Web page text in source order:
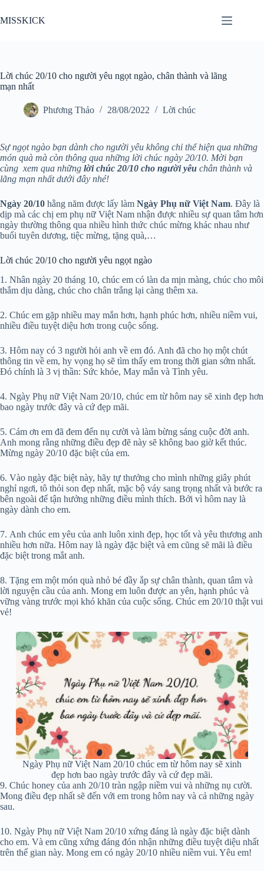
đến
phần
MISSKICK
Lời chúc 20/10 cho người yêu ngọt ngào, chân thành và lãng
mạn nhất
Phương Thảo 28/08/2022 Lời chúc
Sự ngọt ngào bạn dành cho người yêu không chỉ thể hiện qua những
món quà mà còn thông qua những lời chúc ngày 20/10. Mời bạn
cùng xem qua những lời chúc 20/10 cho người yêu chân thành và
lãng mạn nhất dưới đây nhé!
Ngày 20/10 hằng năm được lấy làm Ngày Phụ nữ Việt Nam. Đây là
dịp mà các chị em phụ nữ Việt Nam nhận được nhiều sự quan tâm hơn
ngày thường thông qua nhiều hình thức chúc mừng khác nhau như
buổi tuyên dương, tiệc mừng, tặng quà,…
Lời chúc 20/10 cho người yêu ngọt ngào
1. Nhân ngày 20 tháng 10, chúc em có làn da mịn màng, chúc cho môi
thắm dịu dàng, chúc cho chân trắng lại càng thêm xa.
2. Chúc em gặp nhiều may mắn hơn, hạnh phúc hơn, nhiều niềm vui,
nhiều điều tuyệt diệu hơn trong cuộc sống.
3. Hôm nay có 3 người hỏi anh về em đó. Anh đã cho họ một chút
thông tin về em, hy vọng họ sẽ tìm thấy em trong thời gian sớm nhất.
Đó chính là 3 vị thần: Sức khỏe, May mắn và Tình yêu.
4. Ngày Phụ nữ Việt Nam 20/10, chúc em từ hôm nay sẽ xinh đẹp hơn
bao ngày trước đây và cứ đẹp mãi.
5. Cám ơn em đã đem đến nụ cười và làm bừng sáng cuộc đời anh.
Anh mong rằng những điều đẹp đẽ này sẽ không bao giờ kết thúc.
Mừng ngày 20/10 đặc biệt của em.
6. Vào ngày đặc biệt này, hãy tự thưởng cho mình những giây phút
nghỉ ngơi, tô thỏi son đẹp nhất, mặc bộ váy sang trọng nhất và bước ra
bên ngoài để tận hưởng những điều mình thích. Bởi vì hôm nay là
ngày dành cho em.
7. Anh chúc em yêu của anh luôn xinh đẹp, học tốt và yêu thương anh
nhiều hơn nữa. Hôm nay là ngày đặc biệt và em cũng sẽ mãi là điều
đặc biệt trong mắt anh.
8. Tặng em một món quà nhỏ bé đầy ắp sự chân thành, quan tâm và
lời nguyện cầu của anh. Mong em luôn được an yên, hạnh phúc và
vững vàng trước mọi khó khăn của cuộc sống. Chúc em 20/10 thật vui
vẻ!
Ngày Phụ nữ Việt Nam 20/10 chúc em từ hôm nay sẽ xinh
đẹp hơn bao ngày trước đây và cứ đẹp mãi.
9. Chúc honey của anh 20/10 tràn ngập niềm vui và những nụ cười.
Mong điều đẹp nhất sẽ đến với em trong hôm nay và cả những ngày
sau.
10. Ngày Phụ nữ Việt Nam 20/10 xứng đáng là ngày đặc biệt dành
cho em. Và em cũng xứng đáng đón nhận những điều tuyệt diệu nhất
trên thế gian này. Mong em có ngày 20/10 nhiều niềm vui. Yêu em!